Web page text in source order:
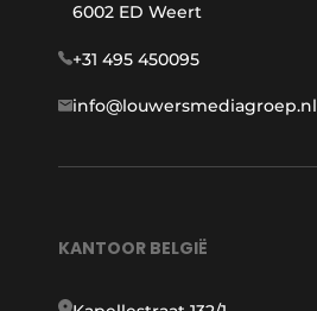
6002 ED Weert
+31 495 450095
info@louwersmediagroep.nl
KANTOOR BELGIË